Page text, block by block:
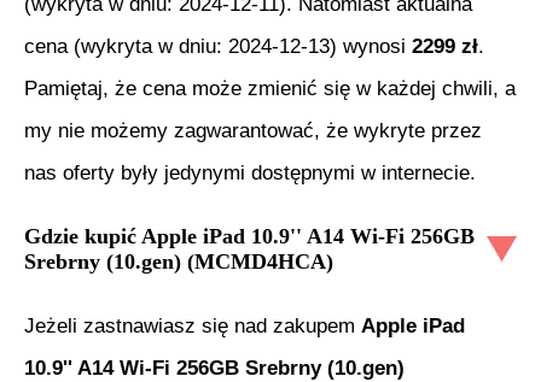
cena (wykryta w dniu: 2024-12-13) wynosi 2299 zł.
Pamiętaj, że cena może zmienić się w każdej chwili, a
my nie możemy zagwarantować, że wykryte przez
nas oferty były jedynymi dostępnymi w internecie.
Gdzie kupić Apple iPad 10.9'' A14 Wi-Fi 256GB
Srebrny (10.gen) (MCMD4HCA)
Jeżeli zastnawiasz się nad zakupem Apple iPad
10.9'' A14 Wi-Fi 256GB Srebrny (10.gen)